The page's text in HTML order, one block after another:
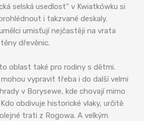
selská usedlost“ v Kwiatkówku si
i takzvané deskaly.
umisťují nejčastěji na vrata
dřevěnic.
oblast také pro rodiny s dětmi.
mohou vypravit třeba i do další velmi
v Borysewe, kde chovají mimo
obdivuje historické vlaky, určitě
trati z Rogowa. A velkým